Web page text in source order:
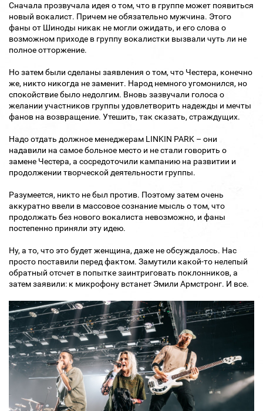
Сначала прозвучала идея о том, что в группе может появиться
новый вокалист. Причем не обязательно мужчина. Этого
фаны от Шиноды никак не могли ожидать, и его слова о
возможном приходе в группу вокалистки вызвали чуть ли не
полное отторжение.
Но затем были сделаны заявления о том, что Честера, конечно
же, никто никогда не заменит. Народ немного угомонился, но
спокойствие было недолгим. Вновь зазвучали голоса о
желании участников группы удовлетворить надежды и мечты
фанов на возвращение. Утешить, так сказать, страждущих.
Надо отдать должное менеджерам LINKIN PARK – они
надавили на самое больное место и не стали говорить о
замене Честера, а сосредоточили кампанию на развитии и
продолжении творческой деятельности группы.
Разумеется, никто не был против. Поэтому затем очень
аккуратно ввели в массовое сознание мысль о том, что
продолжать без нового вокалиста невозможно, и фаны
постепенно приняли эту идею.
Ну, а то, что это будет женщина, даже не обсуждалось. Нас
просто поставили перед фактом. Замутили какой-то нелепый
обратный отсчет в попытке заинтриговать поклонников, а
затем заявили: к микрофону встанет Эмили Армстронг. И все.